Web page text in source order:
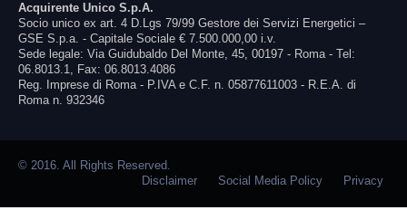
Acquirente Unico S.p.A.
Socio unico ex art. 4 D.Lgs 79/99 Gestore dei Servizi Energetici –
GSE S.p.a. - Capitale Sociale € 7.500.000,00 i.v.
Sede legale: Via Guidubaldo Del Monte, 45, 00197 - Roma - Tel:
06.8013.1, Fax: 06.8013.4086
Reg. Imprese di Roma - P.IVA e C.F. n. 05877611003 - R.E.A. di
Roma n. 932346
© 2016. All Rights Reserved.
Disclaimer
Social Media Policy Privacy